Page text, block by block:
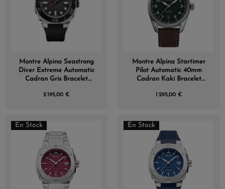
Montre Alpina Seastrong
Diver Extreme Automatic
Cadran Gris Bracelet
2 195,00 €
Montre Alpina Startimer
Pilot Automatic 40mm
Cadran Kaki Bracelet
1 295,00 €
En Stock En Stock